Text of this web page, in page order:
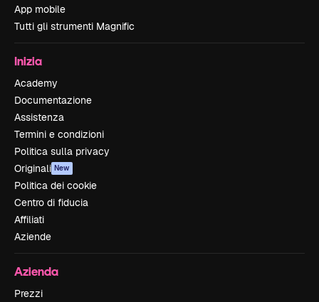
App mobile
Tutti gli strumenti Magnific
Inizia
Academy
Documentazione
Assistenza
Termini e condizioni
Politica sulla privacy
Originali New
Politica dei cookie
Centro di fiducia
Affiliati
Aziende
Azienda
Prezzi